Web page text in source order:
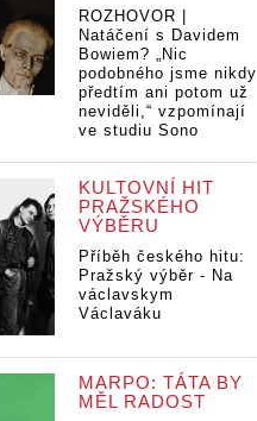
ROZHOVOR |
Natáčení s Davidem
Bowiem? „Nic
podobného jsme nikdy
předtím ani potom už
neviděli,“ vzpomínají
ve studiu Sono
KULTOVNÍ HIT
PRAŽSKÉHO
VÝBĚRU
Příběh českého hitu:
Pražský výběr - Na
václavskym
Václaváku
MARPO: TÁTA BY
MĚL RADOST